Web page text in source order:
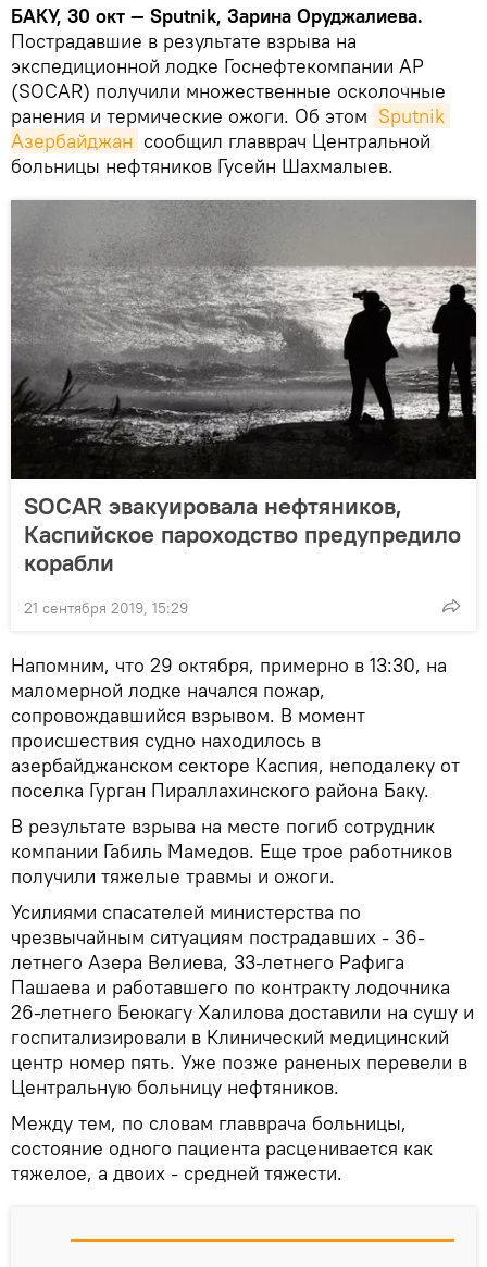
БАКУ, 30 окт — Sputnik, Зарина Оруджалиева.
Пострадавшие в результате взрыва на
экспедиционной лодке Госнефтекомпании АР
(SOCAR) получили множественные осколочные
ранения и термические ожоги. Об этом Sputnik
Азербайджан сообщил главврач Центральной
больницы нефтяников Гусейн Шахмалыев.
SOCAR эвакуировала нефтяников,
Каспийское пароходство предупредило
корабли
21 сентября 2019, 15:29
Напомним, что 29 октября, примерно в 13:30, на
маломерной лодке начался пожар,
сопровождавшийся взрывом. В момент
происшествия судно находилось в
азербайджанском секторе Каспия, неподалеку от
поселка Гурган Пираллахинского района Баку.
В результате взрыва на месте погиб сотрудник
компании Габиль Мамедов. Еще трое работников
получили тяжелые травмы и ожоги.
Усилиями спасателей министерства по
чрезвычайным ситуациям пострадавших - 36-
летнего Азера Велиева, 33-летнего Рафига
Пашаева и работавшего по контракту лодочника
26-летнего Беюкагу Халилова доставили на сушу и
госпитализировали в Клинический медицинский
центр номер пять. Уже позже раненых перевели в
Центральную больницу нефтяников.
Между тем, по словам главврача больницы,
состояние одного пациента расценивается как
тяжелое, а двоих - средней тяжести.